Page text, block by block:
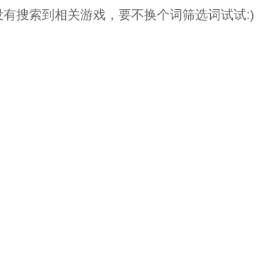
搜索到相关游戏，要不换个词筛选词试试:)